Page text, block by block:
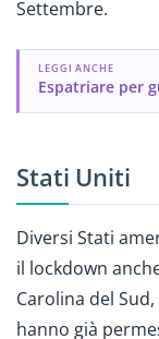
Settembre.
LEGGI ANCHE
Espatriare per
Stati Uniti
Diversi Stati
il lockdown
Carolina del
hanno già